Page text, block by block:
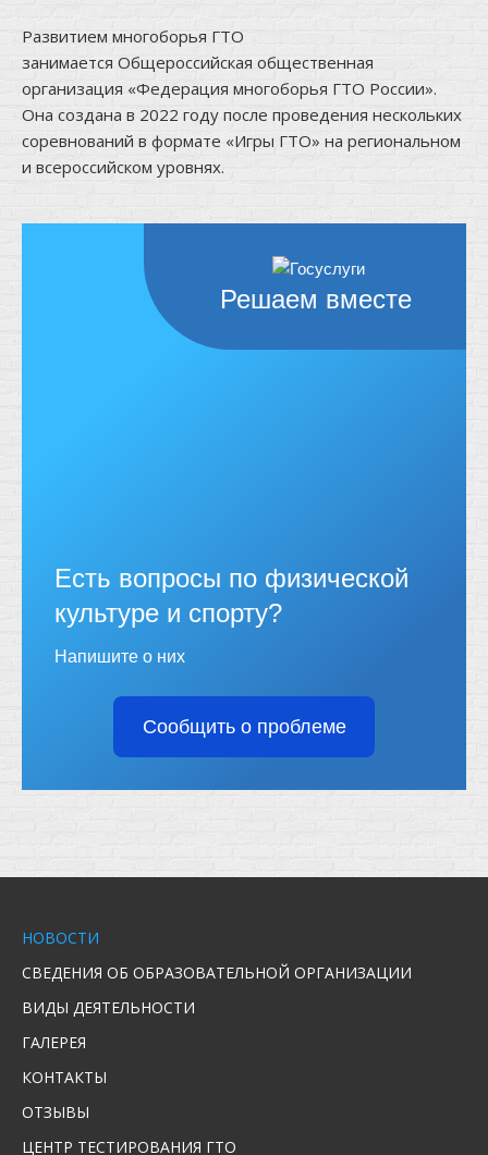
Развитием многоборья ГТО
занимается Общероссийская общественная
организация «Федерация многоборья ГТО России».
Она создана в 2022 году после проведения нескольких
соревнований в формате «Игры ГТО» на региональном
и всероссийском уровнях.
Решаем вместе
Есть вопросы по физической
культуре и спорту?
Напишите о них
Сообщить о проблеме
НОВОСТИ
СВЕДЕНИЯ ОБ ОБРАЗОВАТЕЛЬНОЙ ОРГАНИЗАЦИИ
ВИДЫ ДЕЯТЕЛЬНОСТИ
ГАЛЕРЕЯ
КОНТАКТЫ
ОТЗЫВЫ
ЦЕНТР ТЕСТИРОВАНИЯ ГТО